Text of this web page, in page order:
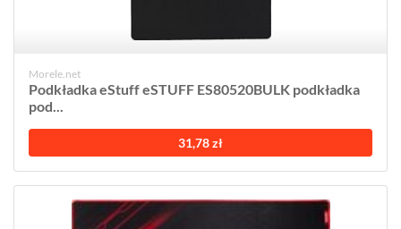
Morele.net
Podkładka eStuff eSTUFF ES80520BULK podkładka
pod...
31,78 zł